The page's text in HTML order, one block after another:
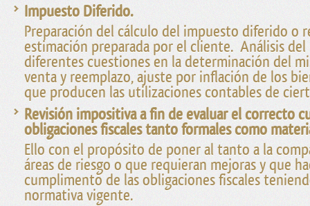
Impuesto Diferido.
Preparación del cálculo del impuesto diferido o
estimación preparada por el cliente. Análisis
diferentes cuestiones en la determinación del
venta y reemplazo, ajuste por inflación de los
que producen las utilizaciones contables de
Revisión impositiva a fin de evaluar el correcto
obligaciones fiscales tanto formales como
Ello con el propósito de poner al tanto a la
áreas de riesgo o que requieran mejoras y que
cumplimento de las obligaciones fiscales
normativa vigente.